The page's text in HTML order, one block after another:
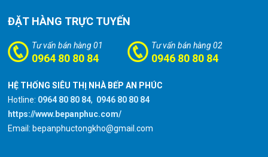
ĐẶT HÀNG TRỰC TUYẾN
Tư vấn bán hàng 01
0964 80 80 84
Tư vấn bán hàng 02
0946 80 80 84
HỆ THỐNG SIÊU THỊ NHÀ BẾP AN PHÚC
Hotline: 0964 80 80 84, 0946 80 80 84
https://www.bepanphuc.com/
Email: bepanphuctongkho@gmail.com